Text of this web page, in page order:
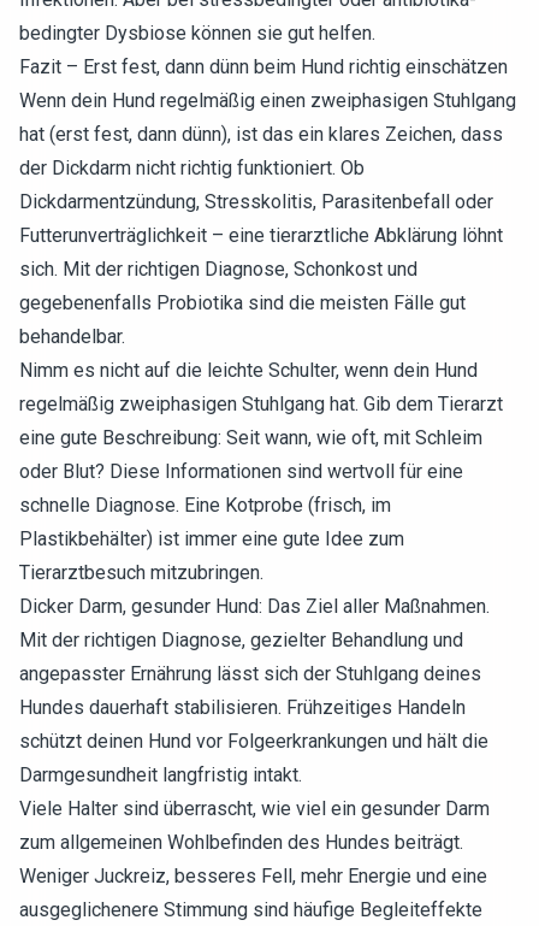
bedingter Dysbiose können sie gut helfen.
Fazit – Erst fest, dann dünn beim Hund richtig einschätzen
Wenn dein Hund regelmäßig einen zweiphasigen Stuhlgang
hat (erst fest, dann dünn), ist das ein klares Zeichen, dass
der Dickdarm nicht richtig funktioniert. Ob
Dickdarmentzündung, Stresskolitis, Parasitenbefall oder
Futterunverträglichkeit – eine tierarztliche Abklärung löhnt
sich. Mit der richtigen Diagnose, Schonkost und
gegebenenfalls Probiotika sind die meisten Fälle gut
behandelbar.
Nimm es nicht auf die leichte Schulter, wenn dein Hund
regelmäßig zweiphasigen Stuhlgang hat. Gib dem Tierarzt
eine gute Beschreibung: Seit wann, wie oft, mit Schleim
oder Blut? Diese Informationen sind wertvoll für eine
schnelle Diagnose. Eine Kotprobe (frisch, im
Plastikbehälter) ist immer eine gute Idee zum
Tierarztbesuch mitzubringen.
Dicker Darm, gesunder Hund: Das Ziel aller Maßnahmen.
Mit der richtigen Diagnose, gezielter Behandlung und
angepasster Ernährung lässt sich der Stuhlgang deines
Hundes dauerhaft stabilisieren. Frühzeitiges Handeln
schützt deinen Hund vor Folgeerkrankungen und hält die
Darmgesundheit langfristig intakt.
Viele Halter sind überrascht, wie viel ein gesunder Darm
zum allgemeinen Wohlbefinden des Hundes beiträgt.
Weniger Juckreiz, besseres Fell, mehr Energie und eine
ausgeglichenere Stimmung sind häufige Begleiteffekte